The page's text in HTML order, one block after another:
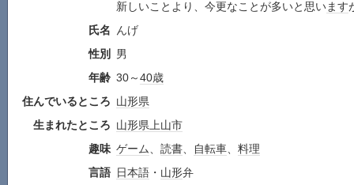
新しいことより、今更なことが多いと思います
氏名 んげ
性別
男
年齢 30～40歳
住んでいるところ 山形県
生まれたところ 山形県上山市
趣味 ゲーム、 読書、 自転車、 料理
言語 日本語 ・ 山形弁